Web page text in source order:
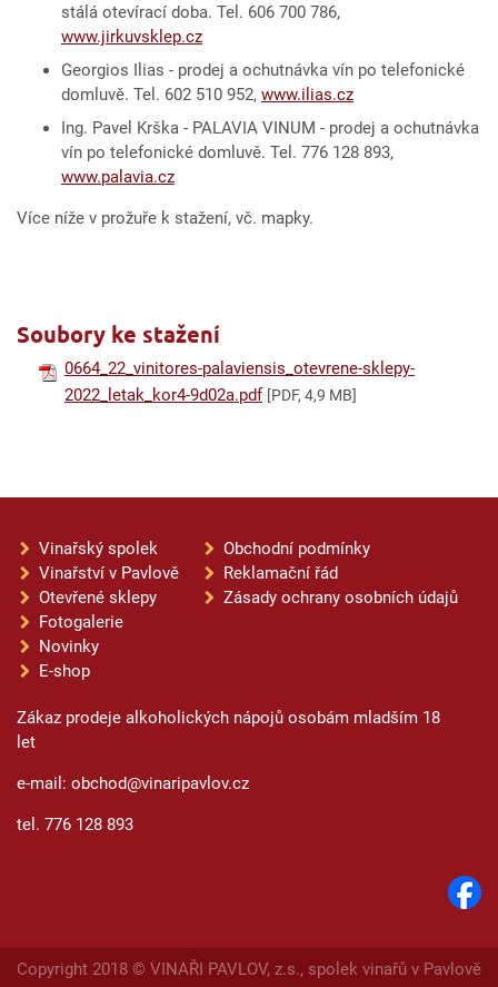
stálá otevírací doba. Tel. 606 700 786,
www.jirkuvsklep.cz
Georgios Ilias - prodej a ochutnávka vín po telefonické
domluvě. Tel. 602 510 952, www.ilias.cz
Ing. Pavel Krška - PALAVIA VINUM - prodej a ochutnávka
vín po telefonické domluvě. Tel. 776 128 893,
www.palavia.cz
Více níže v prožuře k stažení, vč. mapky.
Soubory ke stažení
0664_22_vinitores-palaviensis_otevrene-sklepy-
2022_letak_kor4-9d02a.pdf [PDF, 4,9 MB]
Vinařský spolek
Vinařství v Pavlově
Otevřené sklepy
Fotogalerie
Novinky
E-shop
Obchodní podmínky
Reklamační řád
Zásady ochrany osobních údajů
Zákaz prodeje alkoholických nápojů osobám mladším 18
let
e-mail: obchod@vinaripavlov.cz
tel. 776 128 893
Copyright 2018 © VINAŘI PAVLOV, z.s., spolek vinařů v Pavlově